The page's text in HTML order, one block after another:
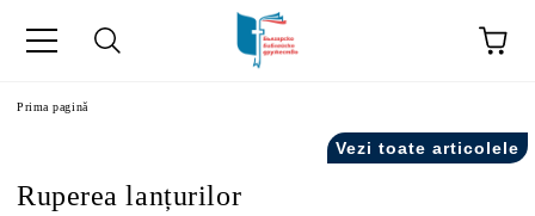
Prima pagină
Vezi toate articolele
Ruperea lanțurilor